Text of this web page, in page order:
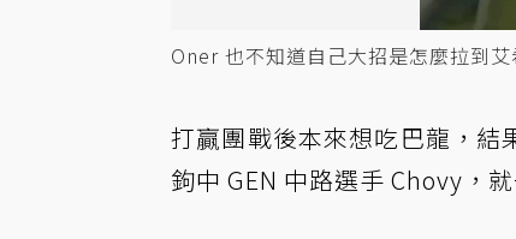
Oner 也不知道自己大招是怎麼拉到
打贏團戰後本來想吃巴龍，結
鉤中 GEN 中路選手 Chovy，